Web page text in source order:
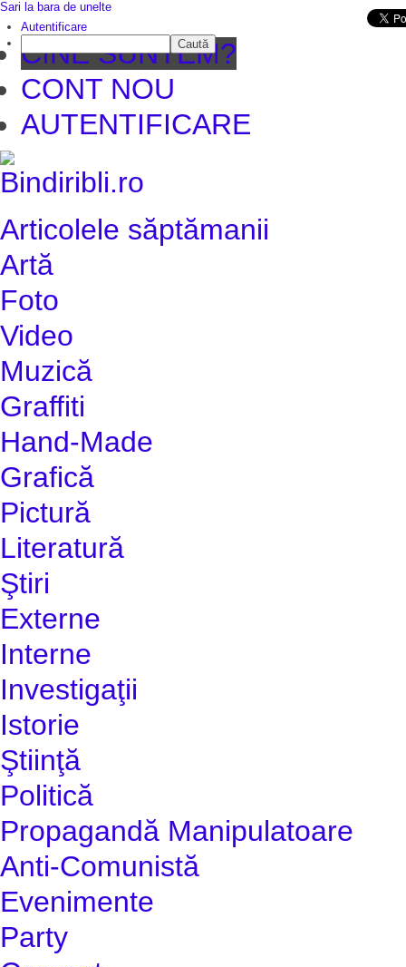
CINE SUNTEM?
CONT NOU
AUTENTIFICARE
Articolele săptămanii
Artă
Foto
Video
Muzică
Graffiti
Hand-Made
Grafică
Pictură
Literatură
Ştiri
Externe
Interne
Investigaţii
Istorie
Ştiinţă
Politică
Propagandă Manipulatoare
Anti-Comunistă
Evenimente
Party
Sari la bara de unelte
Autentificare
Caută